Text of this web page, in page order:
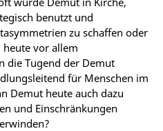
benutzt und
zu schaffen oder
heute vor allem
die Tugend der Demut
für Menschen im
Demut heute auch dazu
und Einschränkungen